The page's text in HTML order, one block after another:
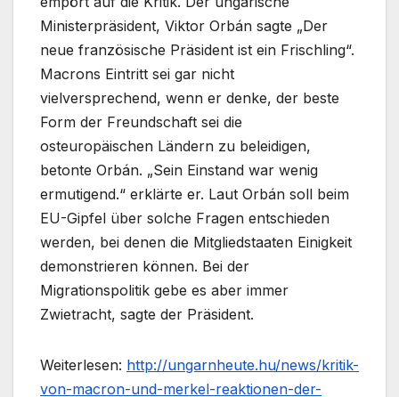
Ministerpräsident, Viktor Orbán sagte „Der
neue französische Präsident ist ein Frischling“.
Macrons Eintritt sei gar nicht
vielversprechend, wenn er denke, der beste
Form der Freundschaft sei die
osteuropäischen Ländern zu beleidigen,
betonte Orbán. „Sein Einstand war wenig
ermutigend.“ erklärte er. Laut Orbán soll beim
EU-Gipfel über solche Fragen entschieden
werden, bei denen die Mitgliedstaaten Einigkeit
demonstrieren können. Bei der
Migrationspolitik gebe es aber immer
Zwietracht, sagte der Präsident.
Weiterlesen: http://ungarnheute.hu/news/kritik-
von-macron-und-merkel-reaktionen-der-